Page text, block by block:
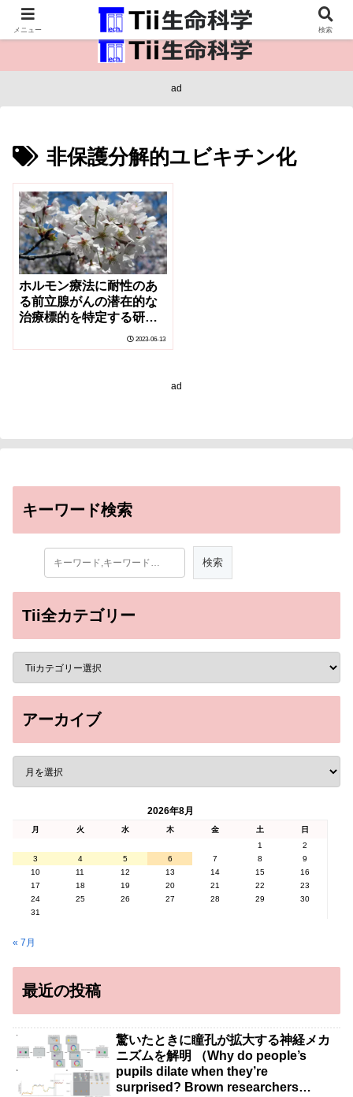
医療保健・生命・生物の情報インフラ。
ad
非保護分解的ユビキチン化
ホルモン療法に耐性のあ
る前立腺がんの潜在的な
治療標的を特定する研究
を実施(Study Identifies
Potential Treatment
2023-06-13
ad
キーワード検索
Tii全カテゴリー
アーカイブ
2026年8月
月 火 水 木 金 土
日
1
2
3
4 5 6 7 8
9
10
11 12 13 14 15
16
17
18 19 20 21 22
23
24
25 26 27 28 29
30
31
« 7月
最近の投稿
驚いたときに瞳孔が拡大する神経メカ
ニズムを解明 （Why do people’s
pupils dilate when they’re
surprised? Brown researchers
メニュー 検索